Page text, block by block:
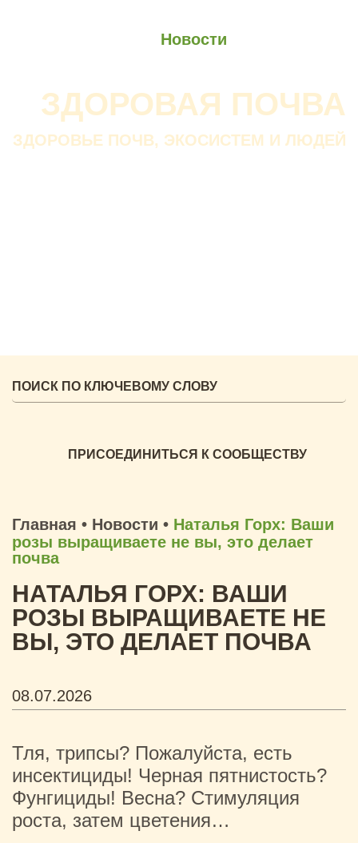
Новости
ЗДОРОВАЯ ПОЧВА
ЗДОРОВЬЕ ПОЧВ, ЭКОСИСТЕМ И ЛЮДЕЙ
ПРИСОЕДИНИТЬСЯ К СООБЩЕСТВУ
Главная • Новости • Наталья Горх: Ваши
розы выращиваете не вы, это делает
почва
НАТАЛЬЯ ГОРХ: ВАШИ
РОЗЫ ВЫРАЩИВАЕТЕ НЕ
ВЫ, ЭТО ДЕЛАЕТ ПОЧВА
08.07.2026
Тля, трипсы? Пожалуйста, есть
инсектициды! Черная пятнистость?
Фунгициды! Весна? Стимуляция
роста, затем цветения…